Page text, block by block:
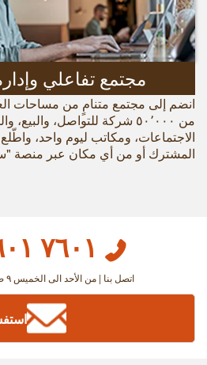
مجتمع تفاعلي
انضم إلى مجتمع متنامٍ من مساحات
من ٥٠٬٠٠٠ شركة للتواصل،
الاجتماعات، ومكاتب ليوم واحد،
المشترك أو من أي مكان عبر منصة
٧٦٠١ ٦٠١ ٠١٢
اتصل بنا | من الأحد الى الخميس ٩ صباحاً إلى ٦ مساءً